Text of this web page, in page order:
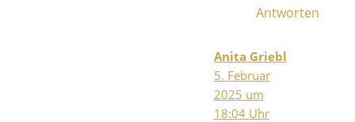
Antworten
Anita Griebl
5. Februar
2025 um
18:04 Uhr